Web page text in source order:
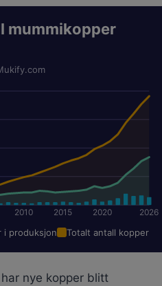
mummikopper
2010 2015 2020 2026
i produksjon Totalt antall kopper
nye kopper blitt